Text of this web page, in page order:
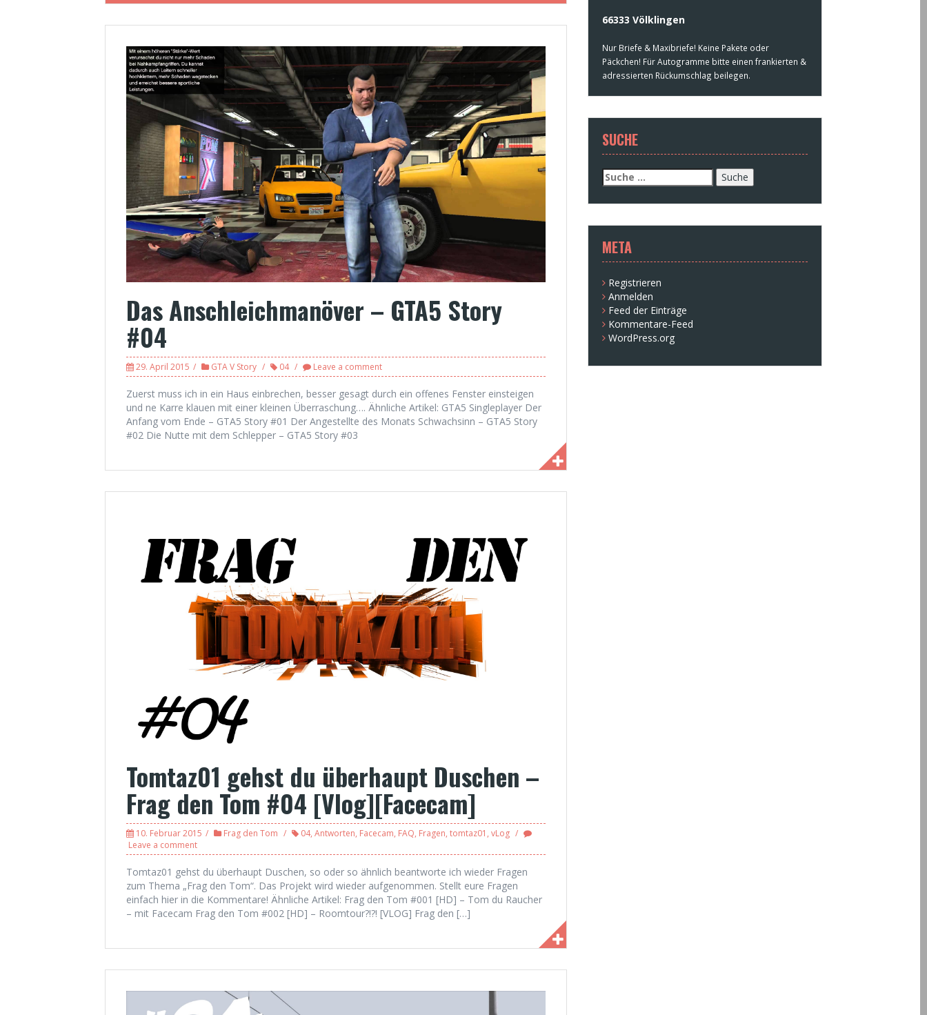
Das Anschleichmanöver – GTA5 Story
#04
29. April 2015 GTA V Story 04 Leave a comment
Zuerst muss ich in ein Haus einbrechen, besser gesagt durch ein offenes Fenster einsteigen
und ne Karre klauen mit einer kleinen Überraschung…. Ähnliche Artikel: GTA5 Singleplayer Der
Anfang vom Ende – GTA5 Story #01 Der Angestellte des Monats Schwachsinn – GTA5 Story
#02 Die Nutte mit dem Schlepper – GTA5 Story #03
Tomtaz01 gehst du überhaupt Duschen –
Frag den Tom #04 [Vlog][Facecam]
10. Februar 2015 Frag den Tom 04, Antworten, Facecam, FAQ, Fragen, tomtaz01 , vLog
Leave a comment
Tomtaz01 gehst du überhaupt Duschen, so oder so ähnlich beantworte ich wieder Fragen
zum Thema „Frag den Tom“. Das Projekt wird wieder aufgenommen. Stellt eure Fragen
einfach hier in die Kommentare! Ähnliche Artikel: Frag den Tom #001 [HD] – Tom du Raucher
– mit Facecam Frag den Tom #002 [HD] – Roomtour?!?! [VLOG] Frag den […]
66333 Völklingen
Nur Briefe & Maxibriefe! Keine Pakete oder
Päckchen! Für Autogramme bitte einen frankierten &
adressierten Rückumschlag beilegen.
SUCHE
Suche
nach:
META
Registrieren
Anmelden
Feed der Einträge
Kommentare-Feed
WordPress.org